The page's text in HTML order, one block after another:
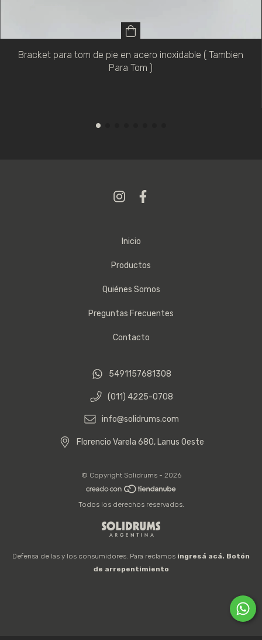
Bracket para tom de pie en acero inoxidable ( Tambien
Para Tom )
Inicio
Productos
Quiénes Somos
Preguntas Frecuentes
Contacto
5491157681308
(011) 4225-0708
info@solidrums.com
Florencio Varela 680, Lanus Oeste
© Copyright Solidrums - 2026
Todos los derechos reservados.
Defensa de las y los consumidores. Para reclamos ingresá acá. Botón
de arrepentimiento